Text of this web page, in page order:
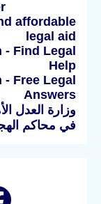
affordable
legal aid
Find Legal
Help
Free Legal
Answers
وزارة العدل
في محاكم